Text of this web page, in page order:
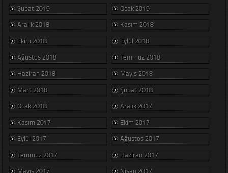
Şubat 2019
Ocak 2019
Aralık 2018
Kasım 2018
Ekim 2018
Eylül 2018
Ağustos 2018
Temmuz 2018
Haziran 2018
Mayıs 2018
Mart 2018
Şubat 2018
Ocak 2018
Aralık 2017
Kasım 2017
Ekim 2017
Eylül 2017
Ağustos 2017
Temmuz 2017
Haziran 2017
Mayıs 2017
Nisan 2017